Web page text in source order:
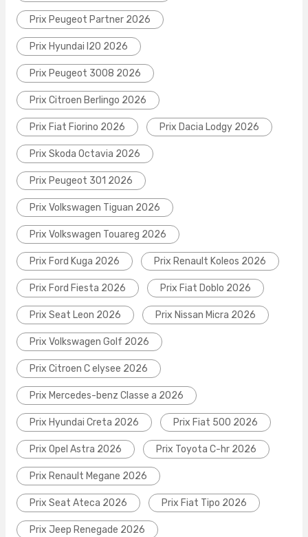
Prix Peugeot Partner 2026
Prix Hyundai I20 2026
Prix Peugeot 3008 2026
Prix Citroen Berlingo 2026
Prix Fiat Fiorino 2026 Prix Dacia Lodgy 2026
Prix Skoda Octavia 2026
Prix Peugeot 301 2026
Prix Volkswagen Tiguan 2026
Prix Volkswagen Touareg 2026
Prix Ford Kuga 2026 Prix Renault Koleos 2026
Prix Ford Fiesta 2026 Prix Fiat Doblo 2026
Prix Seat Leon 2026 Prix Nissan Micra 2026
Prix Volkswagen Golf 2026
Prix Citroen C elysee 2026
Prix Mercedes-benz Classe a 2026
Prix Hyundai Creta 2026 Prix Fiat 500 2026
Prix Opel Astra 2026 Prix Toyota C-hr 2026
Prix Renault Megane 2026
Prix Seat Ateca 2026 Prix Fiat Tipo 2026
Prix Jeep Renegade 2026